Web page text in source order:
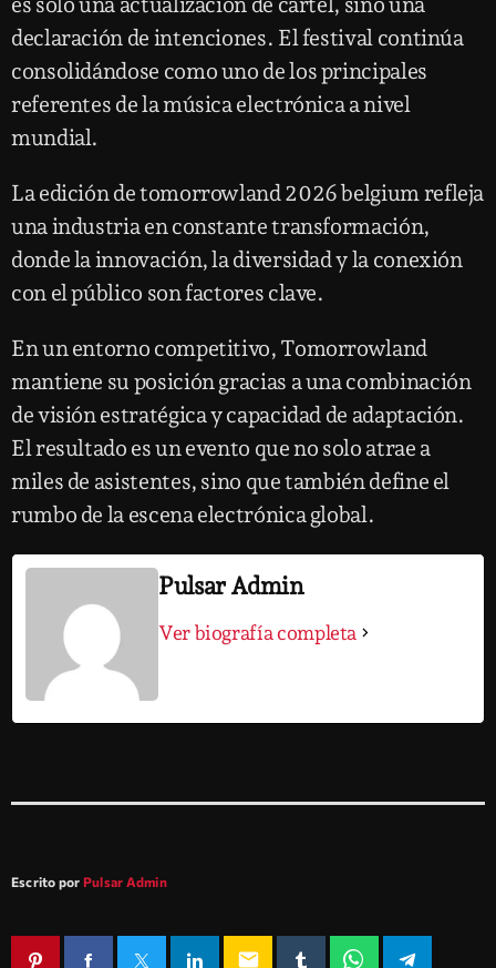
declaración de intenciones. El festival continúa
consolidándose como uno de los principales
referentes de la música electrónica a nivel
mundial.
La edición de tomorrowland 2026 belgium refleja
una industria en constante transformación,
donde la innovación, la diversidad y la conexión
con el público son factores clave.
En un entorno competitivo, Tomorrowland
mantiene su posición gracias a una combinación
de visión estratégica y capacidad de adaptación.
El resultado es un evento que no solo atrae a
miles de asistentes, sino que también define el
rumbo de la escena electrónica global.
Pulsar Admin
Ver biografía completa
Escrito por Pulsar Admin
email